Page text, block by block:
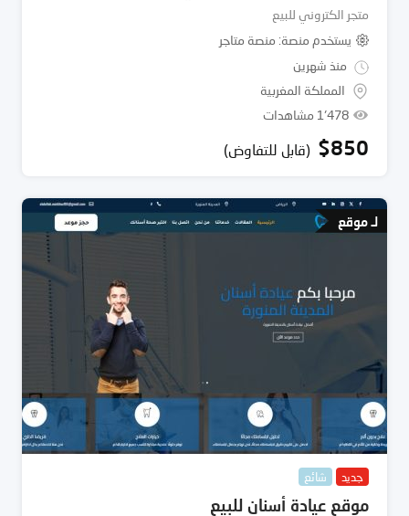
متجر الكتروني للبيع
يستخدم منصة منصة متاجر
منذ شهرين
المملكة المغربية
1٬478 مشاهدات
$850 (قابل للتفاوض)
لـ موقع
جديد شائع
موقع عيادة أسنان للبيع